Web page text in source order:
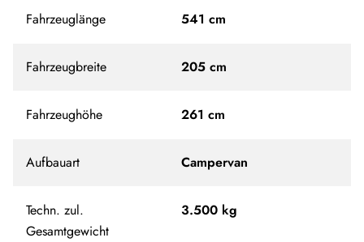
Fahrzeuglänge 541 cm
Fahrzeugbreite 205 cm
Fahrzeughöhe 261 cm
Aufbauart Campervan
Techn. zul.
Gesamtgewicht
3.500 kg